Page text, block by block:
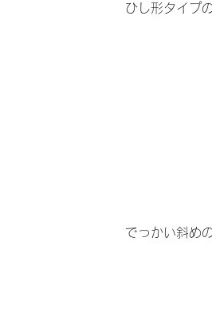
ひし形タイプ
でっかい斜め